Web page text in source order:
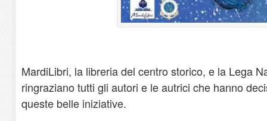
MardiLibri, la libreria del centro storico, e la Lega
ringraziano tutti gli autori e le autrici che hanno
queste belle iniziative.